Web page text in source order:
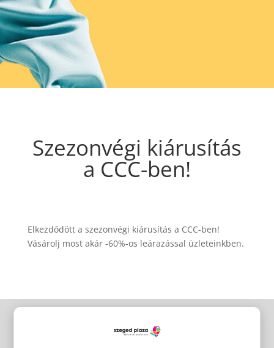
Szezonvégi kiárusítás
a CCC-ben!
Elkezdődött a szezonvégi kiárusítás a CCC-ben!
Vásárolj most akár -60%-os leárazással üzleteinkben.